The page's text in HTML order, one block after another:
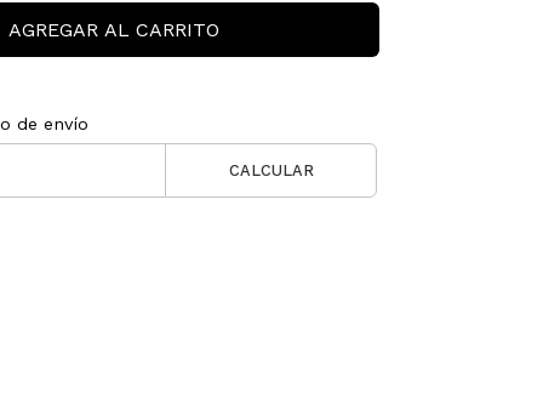
AGREGAR AL CARRITO
de envío
CALCULAR